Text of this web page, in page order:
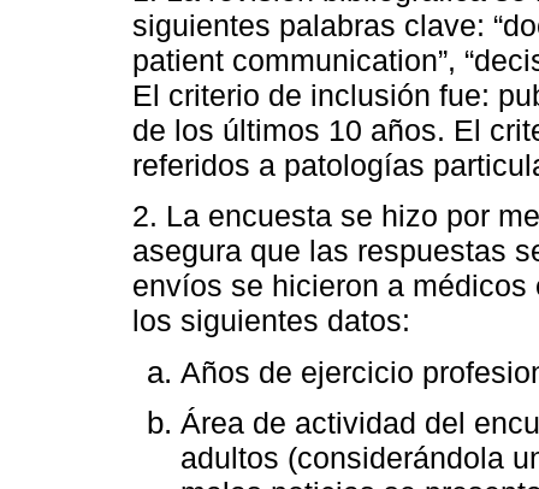
siguientes palabras clave:
patient communication”,
El criterio de inclusión fue:
de los últimos 10 años. El
referidos a patologías
2. La encuesta se hizo por
asegura que las respuestas
envíos se hicieron a
los siguientes datos:
Años de ejercicio
Área de actividad del
adultos (considerándola